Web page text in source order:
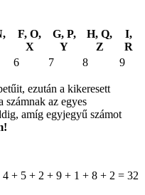
F, O,
X
G, P,
Y
H, Q,
Z
I,
R
6 7 8 9
ezután a kikeresett
számnak az egyes
amíg egyjegyű számot
+ 5 + 2 + 9 + 1 + 8 + 2 = 32